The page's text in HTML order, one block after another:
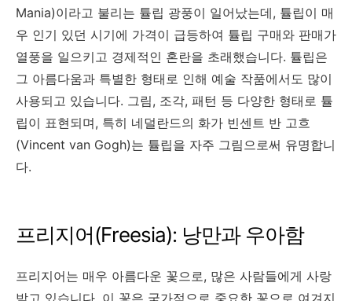
Mania)이라고 불리는 튤립 광풍이 일어났는데, 튤립이 매
우 인기 있던 시기에 가격이 급등하여 튤립 구매와 판매가
열풍을 일으키고 경제적인 혼란을 초래했습니다. 튤립은
그 아름다움과 특별한 형태로 인해 예술 작품에서도 많이
사용되고 있습니다. 그림, 조각, 패턴 등 다양한 형태로 튤
립이 표현되며, 특히 네덜란드의 화가 빈센트 반 고흐
(Vincent van Gogh)는 튤립을 자주 그림으로써 유명합니
다.
프리지어(Freesia): 낭만과 우아함
프리지어는 매우 아름다운 꽃으로, 많은 사람들에게 사랑